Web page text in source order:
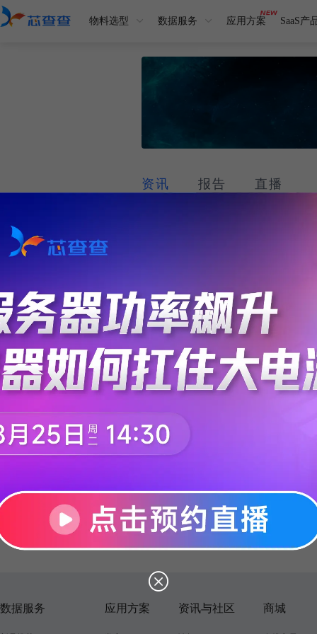
物料选型 数据服务 应用方案 SaaS产
资讯 报告 直播
数据服务 应用方案 资讯与社区 商城